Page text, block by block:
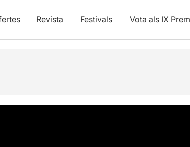
Revista Festivals Vota als IX